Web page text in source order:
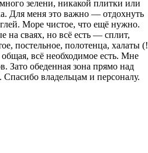
зелени, никакой плитки или
Для меня это важно — отдохнуть
Море чистое, что ещё нужно.
сваях, но всё есть — сплит,
постельное, полотенца, халаты (!
всё необходимое есть. Мне
Зато обеденная зона прямо над
Спасибо владельцам и персоналу.